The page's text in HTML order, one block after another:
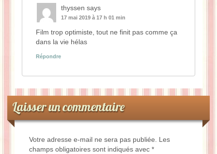
thyssen says
17 mai 2019 à 17 h 01 min
Film trop optimiste, tout ne finit pas comme ça
dans la vie hélas
Répondre
Laisser un commentaire
Votre adresse e-mail ne sera pas publiée. Les
champs obligatoires sont indiqués avec *